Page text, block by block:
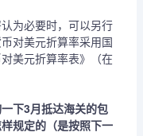
为必要时，可以另行
对美元折算率采用国
美元折算率表》（在
下3月抵达海关的包
规定的（是按照下一